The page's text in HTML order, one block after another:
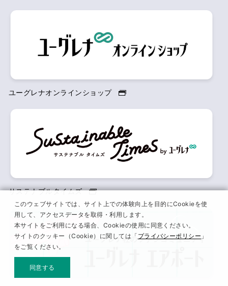
ユーグレナオンラインショップ
サステナブルタイムズ
このウェブサイトでは、サイト上での体験向上を目的にCookieを使
用して、アクセスデータを取得・利用します。
本サイトをご利用になる場合、Cookieの使用に同意ください。
サイトのクッキー（Cookie）に関しては「 プライバシーポリシー 」
をご覧ください。
同意する